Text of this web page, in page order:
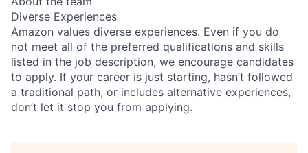
Diverse Experiences
Amazon values diverse experiences. Even if you do
not meet all of the preferred qualifications and skills
listed in the job description, we encourage candidates
to apply. If your career is just starting, hasn’t followed
a traditional path, or includes alternative experiences,
don’t let it stop you from applying.